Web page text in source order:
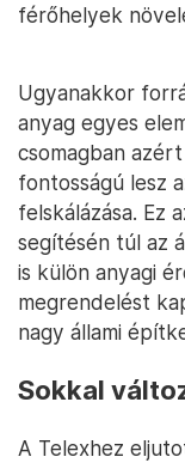
férőhelyek
Ugyanakkor
anyag egyes
csomagban
fontosságú lesz
felskálázása. Ez
segítésén túl az
is külön anyagi
megrendelést
nagy állami
Sokkal
A Telexhez